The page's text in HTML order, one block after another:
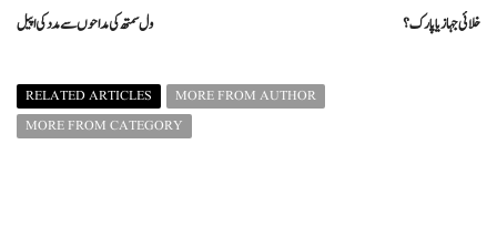
ول سمتھ کی مداحوں سے مدد کی اپیل خلائی جہاز یا پارک ؟
RELATED ARTICLES
MORE FROM AUTHOR
MORE FROM CATEGORY